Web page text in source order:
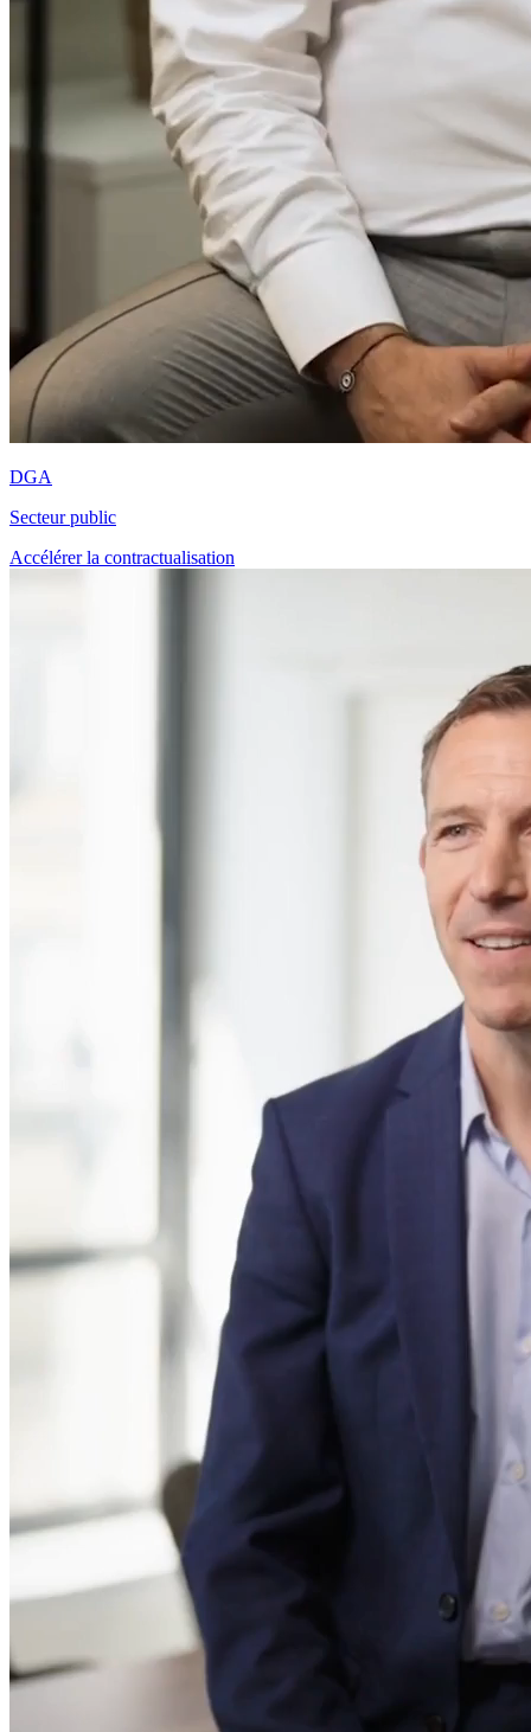
DGA
Secteur public
Accélérer la contractualisation